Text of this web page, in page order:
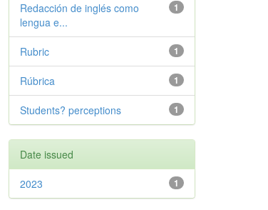
1
Redacción de inglés como
lengua e...
1
Rubric
1
Rúbrica
1
Students? perceptions
Date issued
1
2023